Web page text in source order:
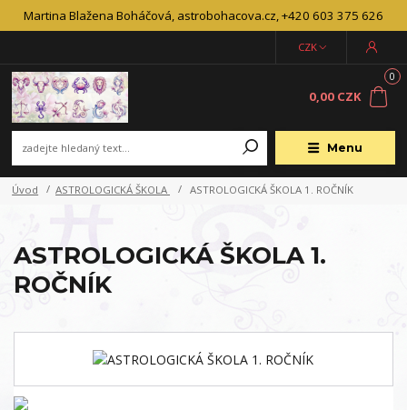
Martina Blažena Boháčová, astrobohacova.cz, +420 603 375 626
Menu
CZK
0
0,00 CZK
Úvod ASTROLOGICKÁ ŠKOLA ASTROLOGICKÁ ŠKOLA 1. ROČNÍK
ASTROLOGICKÁ ŠKOLA 1.
ROČNÍK